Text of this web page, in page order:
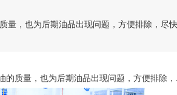
，也为后期油品出现问题，方便排除，尽快
的质量，也为后期油品出现问题，方便排除，